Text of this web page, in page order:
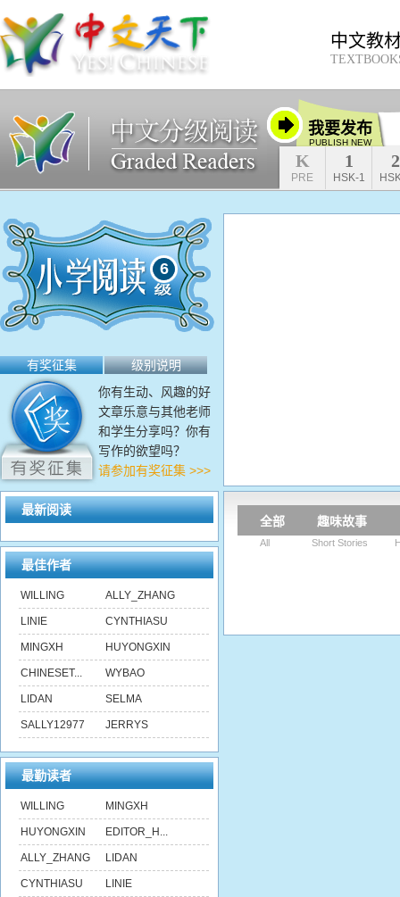
中文教
我要发布
PUBLISH NEW
K
PRE
1
HSK-1
2
6
有奖征集
级别说明
你有生动、风趣的好
文章乐意与其他老师
和学生分享吗？你有
写作的欲望吗？
请参加有奖征集 >>>
最新阅读
最佳作者
WILLING ALLY_ZHANG
LINIE CYNTHIASU
MINGXH HUYONGXIN
CHINESET... WYBAO
LIDAN SELMA
SALLY12977 JERRYS
最勤读者
WILLING MINGXH
HUYONGXIN EDITOR_H...
ALLY_ZHANG LIDAN
CYNTHIASU LINIE
全部 趣味故事
All Short Stories